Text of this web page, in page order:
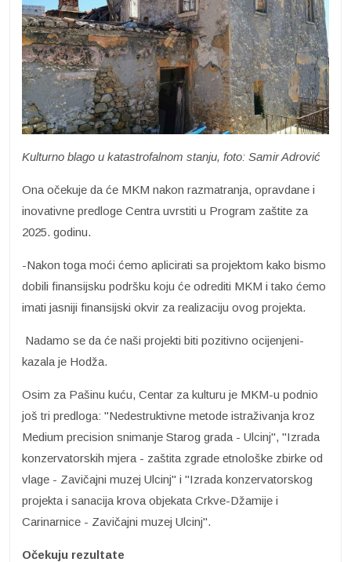
Kulturno blago u katastrofalnom stanju, foto: Samir Adrović
Ona očekuje da će MKM nakon razmatranja, opravdane i
inovativne predloge Centra uvrstiti u Program zaštite za
2025. godinu.
-Nakon toga moći ćemo aplicirati sa projektom kako bismo
dobili finansijsku podršku koju će odrediti MKM i tako ćemo
imati jasniji finansijski okvir za realizaciju ovog projekta.
Nadamo se da će naši projekti biti pozitivno ocijenjeni-
kazala je Hodža.
Osim za Pašinu kuću, Centar za kulturu je MKM-u podnio
još tri predloga: "Nedestruktivne metode istraživanja kroz
Medium precision snimanje Starog grada - Ulcinj", "Izrada
konzervatorskih mjera - zaštita zgrade etnološke zbirke od
vlage - Zavičajni muzej Ulcinj" i "Izrada konzervatorskog
projekta i sanacija krova objekata Crkve-Džamije i
Carinarnice - Zavičajni muzej Ulcinj".
Očekuju rezultate